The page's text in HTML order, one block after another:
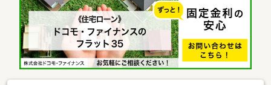
チン、UB、便器タンク、給湯器、TVモニタ付インタ
ーホン 等【張替】フローリング(LDK、廊下、洋室3室)
等【その他】フロアタイル貼り(玄関土間) 他▼周辺環
境・セブンイレブン 徒歩2分(約90m)■ ご希望の住まい
探しをお手伝いします ━━━━━・・・物件の詳細・
ご相談はお気軽にお問い合わせください。